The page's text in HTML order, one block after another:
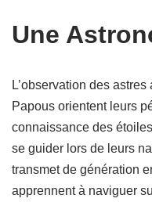
Une
L’observation des
Papous orientent leurs
connaissance des
se guider lors de leurs
transmet de génération
apprennent à naviguer